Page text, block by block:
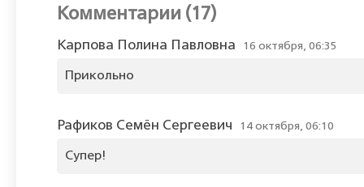
Комментарии (17)
Карпова Полина Павловна 16 октября, 06:35
Прикольно
Рафиков Семён Сергеевич 14 октября, 06:10
Супер!